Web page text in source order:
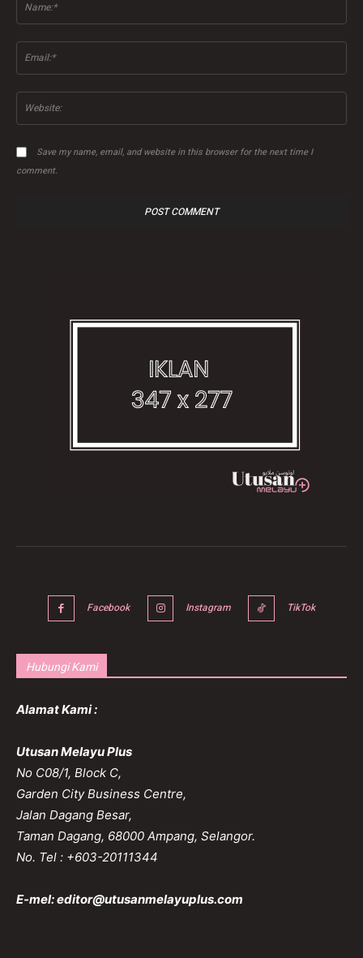
Save my name, email, and website in this browser for the next time I
comment.
Facebook Instagram TikTok
Hubungi Kami
Alamat Kami :
Utusan Melayu Plus
No C08/1, Block C,
Garden City Business Centre,
Jalan Dagang Besar,
Taman Dagang, 68000 Ampang, Selangor.
No. Tel : +603-20111344
E-mel:editor@utusanmelayuplus.com